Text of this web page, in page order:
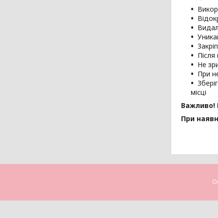
Не
При
місці
Важливо!
При